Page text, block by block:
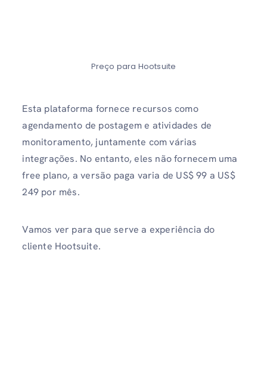
Preço para Hootsuite
Esta plataforma fornece recursos como
agendamento de postagem e atividades de
monitoramento, juntamente com várias
integrações. No entanto, eles não fornecem uma
free plano, a versão paga varia de US$ 99 a US$
249 por mês.
Vamos ver para que serve a experiência do
cliente Hootsuite.